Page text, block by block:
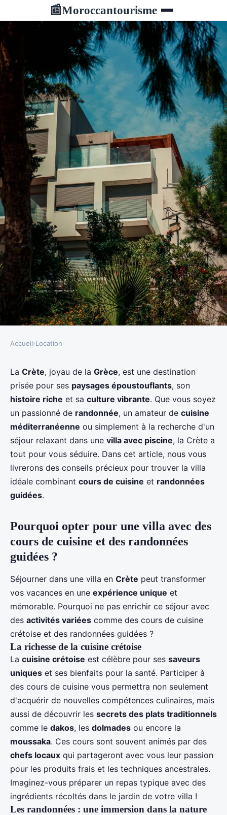
📰Moroccantourisme
Quels conseils pour trouver une
villa en Crète avec des cours de
cuisine et des randonnées
guidées?
6 min de lecture
Accueil›Location
La Crète, joyau de la Grèce, est une destination
prisée pour ses paysages époustouflants, son
histoire riche et sa culture vibrante. Que vous soyez
un passionné de randonnée, un amateur de cuisine
méditerranéenne ou simplement à la recherche d'un
séjour relaxant dans une villa avec piscine, la Crète a
tout pour vous séduire. Dans cet article, nous vous
livrerons des conseils précieux pour trouver la villa
idéale combinant cours de cuisine et randonnées
guidées.
Pourquoi opter pour une villa avec des
cours de cuisine et des randonnées
guidées ?
Séjourner dans une villa en Crète peut transformer
vos vacances en une expérience unique et
mémorable. Pourquoi ne pas enrichir ce séjour avec
des activités variées comme des cours de cuisine
crétoise et des randonnées guidées ?
La richesse de la cuisine crétoise
La cuisine crétoise est célèbre pour ses saveurs
uniques et ses bienfaits pour la santé. Participer à
des cours de cuisine vous permettra non seulement
d'acquérir de nouvelles compétences culinaires, mais
aussi de découvrir les secrets des plats traditionnels
comme le dakos, les dolmades ou encore la
moussaka. Ces cours sont souvent animés par des
chefs locaux qui partageront avec vous leur passion
pour les produits frais et les techniques ancestrales.
Imaginez-vous préparer un repas typique avec des
ingrédients récoltés dans le jardin de votre villa !
Les randonnées : une immersion dans la nature